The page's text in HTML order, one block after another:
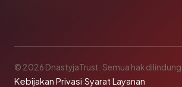
© 2026 DnastyjaTrust. Semua hak dilindungi.
Kebijakan Privasi·Syarat Layanan